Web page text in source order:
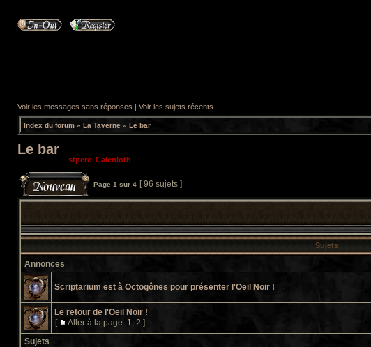
Voir les messages sans réponses | Voir les sujets récents
Index du forum » La Taverne » Le bar
Le bar
stpere Calenloth
Page 1 sur 4 [ 96 sujets ]
Sujets
Annonces
Scriptarium est à Octogônes pour présenter l'Oeil Noir !
Le retour de l'Oeil Noir !
[
Aller à la page: 1, 2 ]
Sujets